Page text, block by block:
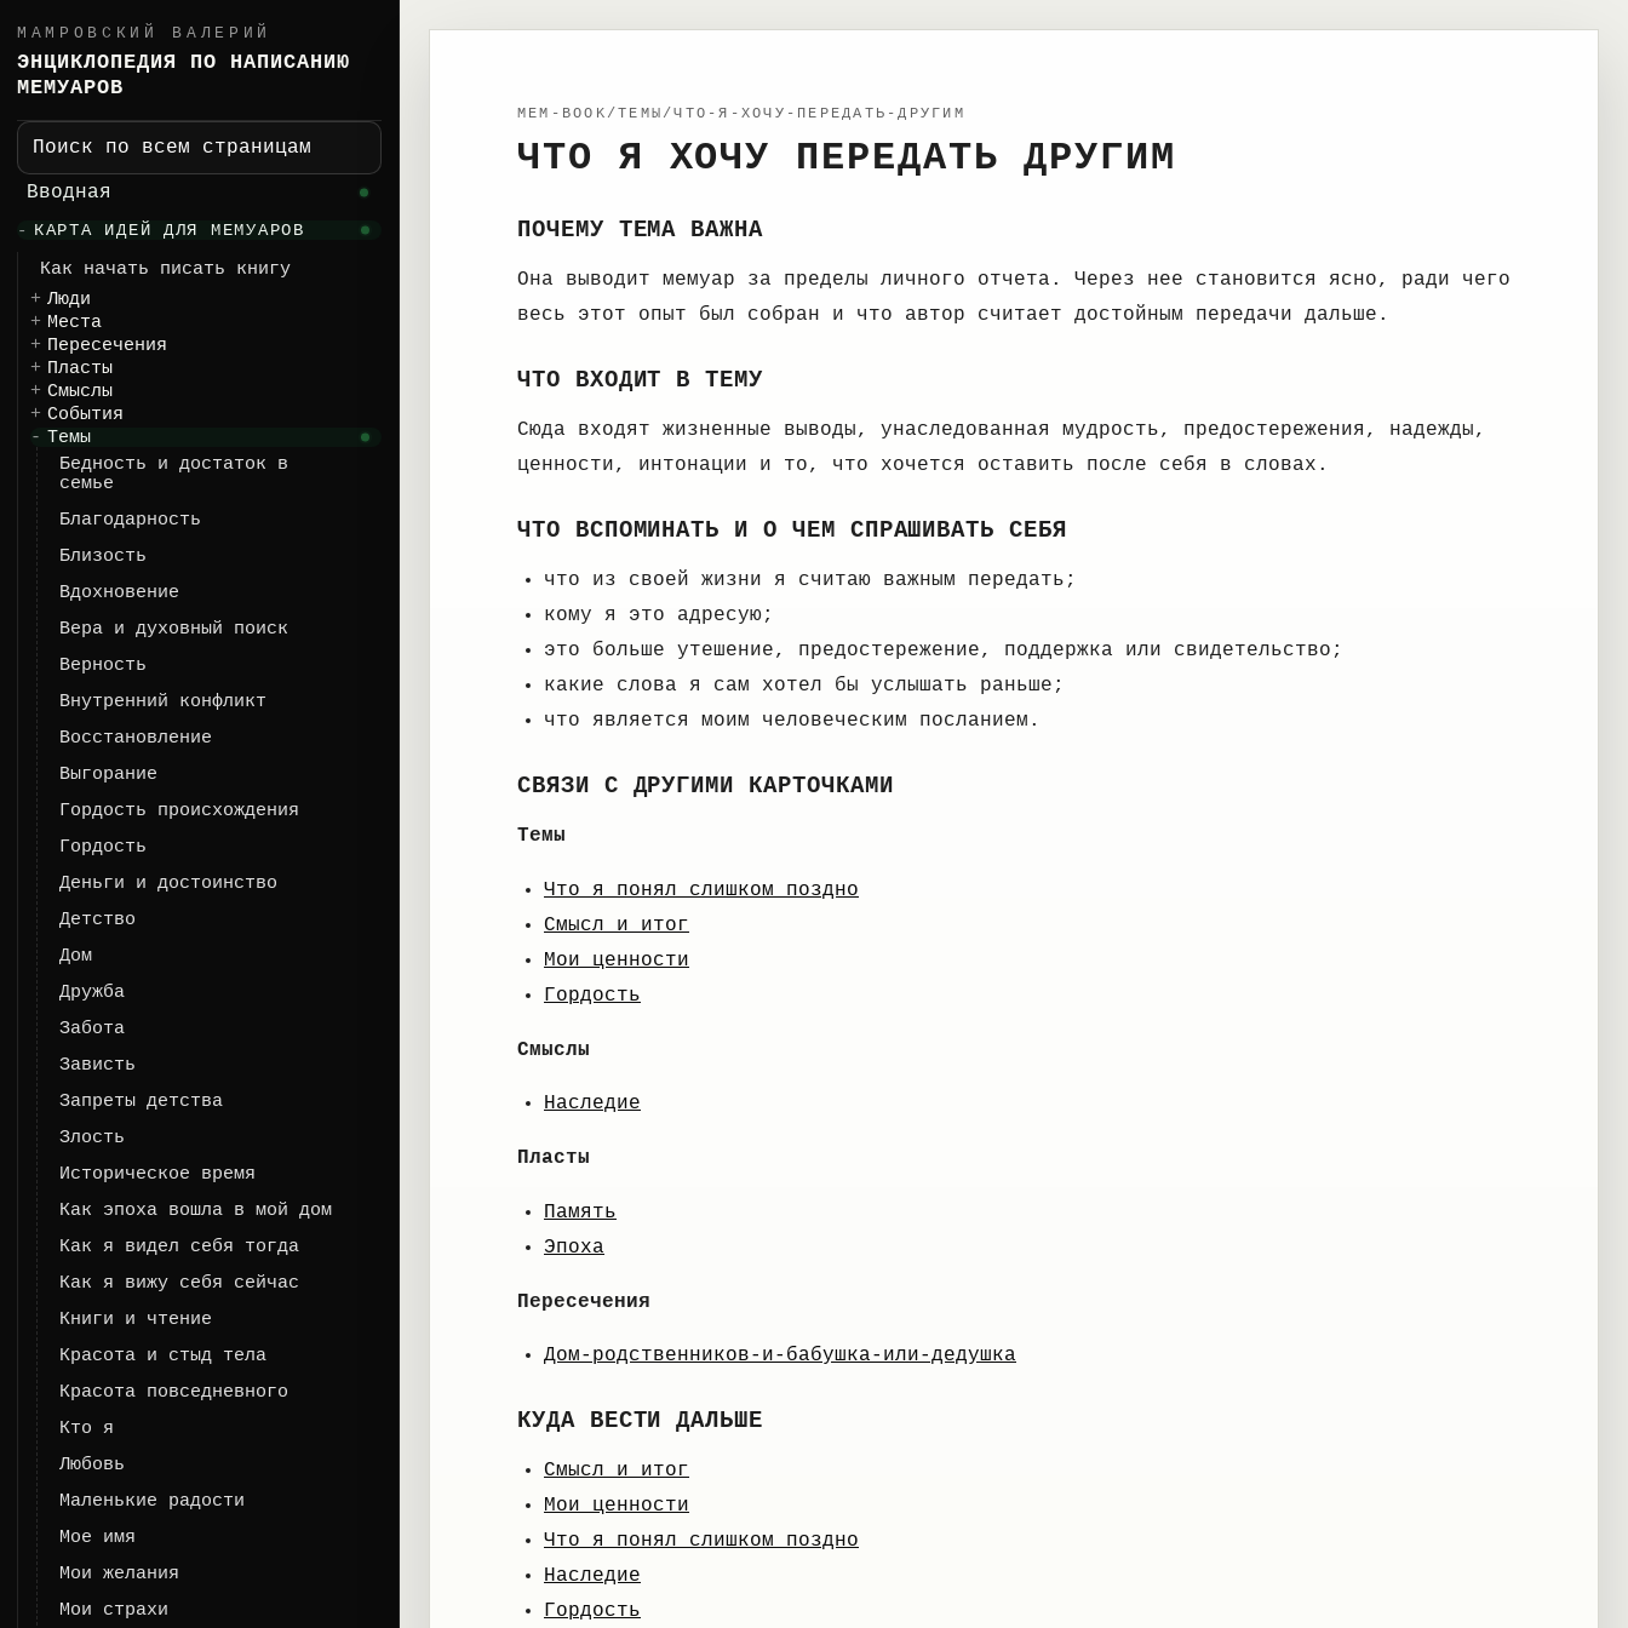
МАМРОВСКИЙ ВАЛЕРИЙ
ЭНЦИКЛОПЕДИЯ ПО НАПИСАНИЮ
МЕМУАРОВ
Поиск по всем страницам
Вводная
КАРТА ИДЕЙ ДЛЯ МЕМУАРОВ
Как начать писать книгу
Люди
Места
Пересечения
Пласты
Смыслы
События
Темы
Бедность и достаток в
семье
Благодарность
Близость
Вдохновение
Вера и духовный поиск
Верность
Внутренний конфликт
Восстановление
Выгорание
Гордость происхождения
Гордость
Деньги и достоинство
Детство
Дом
Дружба
Забота
Зависть
Запреты детства
Злость
Историческое время
Как эпоха вошла в мой дом
Как я видел себя тогда
Как я вижу себя сейчас
Книги и чтение
Красота и стыд тела
Красота повседневного
Кто я
Любовь
Маленькие радости
Мое имя
Мои желания
Мои страхи
MEM-BOOK/ТЕМЫ/ЧТО-Я-ХОЧУ-ПЕРЕДАТЬ-ДРУГИМ
ЧТО Я ХОЧУ ПЕРЕДАТЬ ДРУГИМ
ПОЧЕМУ ТЕМА ВАЖНА
Она выводит мемуар за пределы личного отчета. Через нее становится ясно, ради чего
весь этот опыт был собран и что автор считает достойным передачи дальше.
ЧТО ВХОДИТ В ТЕМУ
Сюда входят жизненные выводы, унаследованная мудрость, предостережения, надежды,
ценности, интонации и то, что хочется оставить после себя в словах.
ЧТО ВСПОМИНАТЬ И О ЧЕМ СПРАШИВАТЬ СЕБЯ
что из своей жизни я считаю важным передать;
кому я это адресую;
это больше утешение, предостережение, поддержка или свидетельство;
какие слова я сам хотел бы услышать раньше;
что является моим человеческим посланием.
СВЯЗИ С ДРУГИМИ КАРТОЧКАМИ
Темы
Что я понял слишком поздно
Смысл и итог
Мои ценности
Гордость
Смыслы
Наследие
Пласты
Память
Эпоха
Пересечения
Дом-родственников-и-бабушка-или-дедушка
КУДА ВЕСТИ ДАЛЬШЕ
Смысл и итог
Мои ценности
Что я понял слишком поздно
Наследие
Гордость